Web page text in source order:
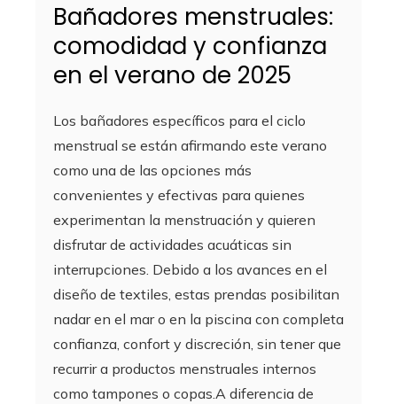
Bañadores menstruales:
comodidad y confianza
en el verano de 2025
Los bañadores específicos para el ciclo
menstrual se están afirmando este verano
como una de las opciones más
convenientes y efectivas para quienes
experimentan la menstruación y quieren
disfrutar de actividades acuáticas sin
interrupciones. Debido a los avances en el
diseño de textiles, estas prendas posibilitan
nadar en el mar o en la piscina con completa
confianza, confort y discreción, sin tener que
recurrir a productos menstruales internos
como tampones o copas.A diferencia de